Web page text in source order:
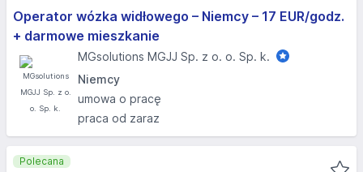
Operator wózka widłowego – Niemcy – 17 EUR/godz.
+ darmowe mieszkanie
MGsolutions MGJJ Sp. z o. o. Sp. k.
Niemcy
umowa o pracę
praca od zaraz
Polecana